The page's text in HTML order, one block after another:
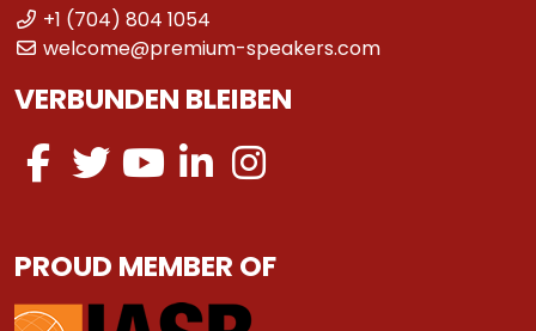
+1 (704) 804 1054
welcome@premium-speakers.com
VERBUNDEN BLEIBEN
PROUD MEMBER OF